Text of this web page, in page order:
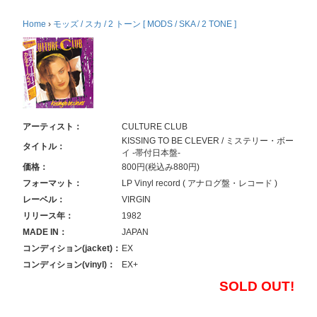
Home › モッズ / スカ / 2 トーン [ MODS / SKA / 2 TONE ]
アーティスト：
CULTURE CLUB
タイトル：
KISSING TO BE CLEVER / ミステリー・ボー
イ -帯付日本盤-
価格：
800円(税込み880円)
フォーマット：
LP Vinyl record ( アナログ盤・レコード )
レーベル：
VIRGIN
リリース年：
1982
MADE IN：
JAPAN
コンディション(jacket)： EX
コンディション(vinyl)：
EX+
SOLD OUT!